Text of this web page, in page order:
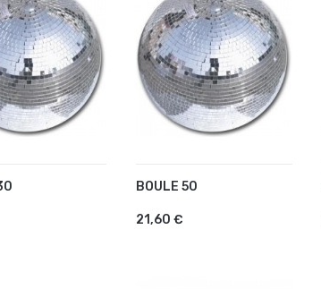
AU PANIER BOULE 50
21,60 €
AJOUTER AU PANIER